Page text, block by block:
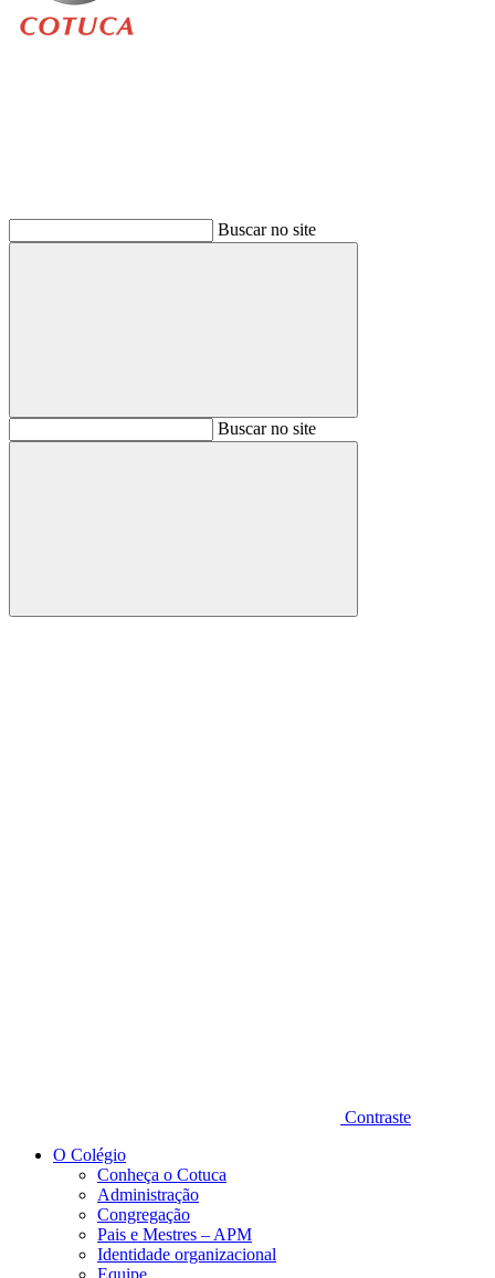
Buscar no site
BuscarBuscar no site
Buscar
Contraste
O Colégio
Conheça o Cotuca
Administração
Congregação
Pais e Mestres – APM
Identidade organizacional
Equipe